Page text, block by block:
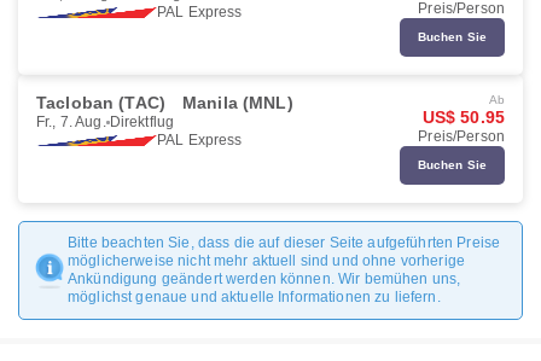
PAL Express
Preis/Person
Buchen Sie
Tacloban (TAC) Manila (MNL)
Fr., 7. Aug. Direktflug
PAL Express
Ab
US$ 50.95
Preis/Person
Buchen Sie
Bitte beachten Sie, dass die auf dieser Seite aufgeführten Preise
möglicherweise nicht mehr aktuell sind und ohne vorherige
Ankündigung geändert werden können. Wir bemühen uns,
möglichst genaue und aktuelle Informationen zu liefern.